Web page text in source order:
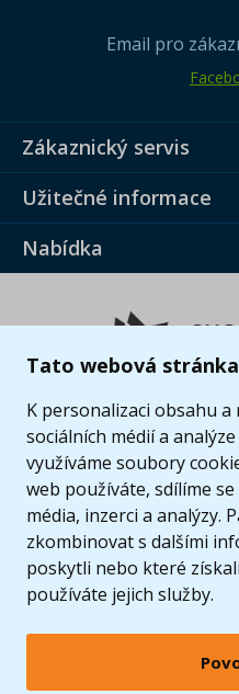
Tato webová
K personalizaci obsahu
sociálních médií a
využíváme soubory
web používáte, sdílíme
média, inzerci a analýzy.
zkombinovat s dalšími
poskytli nebo které
používáte jejich služby.
Email pro
Zákaznický servis
Užitečné informace
Nabídka
© 2005 - 2026